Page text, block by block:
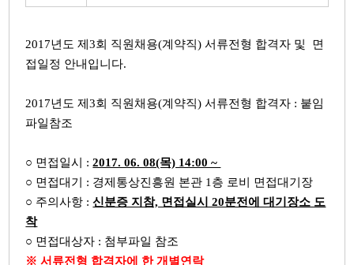
부
2017년도 제3회 직원채용(계약직) 서류전형 합격자 및 면
접일정 안내입니다.
2017년도 제3회 직원채용(계약직) 서류전형 합격자 : 붙임
파일참조
○ 면접일시 :2017. 06. 08(목) 14:00 ~
○ 면접대기 : 경제통상진흥원 본관 1층 로비 면접대기장
○ 주의사항 :신분증 지참, 면접실시 20분전에 대기장소 도
착
○ 면접대상자 : 첨부파일 참조
※ 서류전형 합격자에 한 개별연락​